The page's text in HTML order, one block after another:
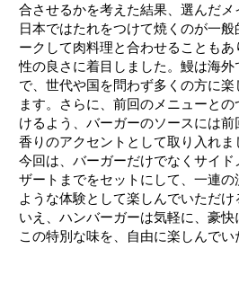
合させるかを考えた結果、選んだメ
日本ではたれをつけて焼くのが一
ークして肉料理と合わせることも
性の良さに着目しました。鰻は海
で、世代や国を問わず多くの方に
ます。さらに、前回のメニューと
けるよう、バーガーのソースには
香りのアクセントとして取り入れま
今回は、バーガーだけでなくサイ
ザートまでをセットにして、一連の
ような体験として楽しんでいただ
いえ、ハンバーガーは気軽に、豪快
この特別な味を、自由に楽しんでい